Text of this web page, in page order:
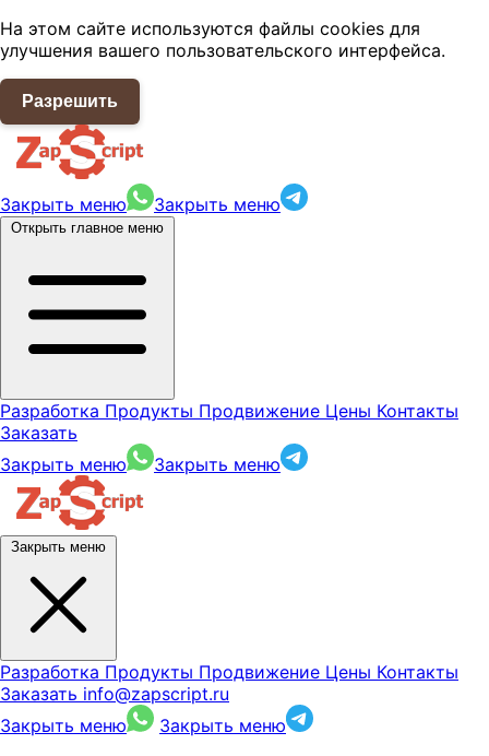
На этом сайте используются файлы cookies для
улучшения вашего пользовательского интерфейса.
Разрешить
Закрыть меню Закрыть меню
Открыть главное меню
Разработка Продукты Продвижение Цены Контакты
Заказать
Закрыть меню
Закрыть меню
Закрыть меню
Разработка Продукты Продвижение Цены Контакты
Заказать info@zapscript.ru
Закрыть меню
Закрыть меню